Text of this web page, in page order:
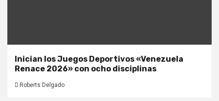
Inician los Juegos Deportivos «Venezuela
Renace 2026» con ocho disciplinas
Roberts Delgado